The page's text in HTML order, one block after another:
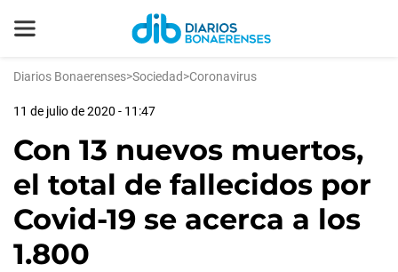
Diarios Bonaerenses>Sociedad>Coronavirus
11 de julio de 2020 - 11:47
Con 13 nuevos muertos,
el total de fallecidos por
Covid-19 se acerca a los
1.800